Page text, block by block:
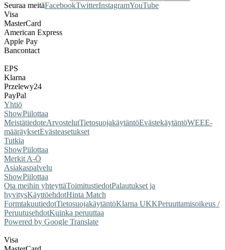
Seuraa meitäFacebookTwitterInstagramYouTube
Visa
MasterCard
American Express
Apple Pay
Bancontact
EPS
Klarna
Przelewy24
PayPal
Yhtiö
ShowPiilottaa
MeistätiedoteArvostelutTietosuojakäytäntöEvästekäytäntöWEEE-
määräyksetEvästeasetukset
Tutkia
ShowPiilottaa
Merkit A-Ö
Asiakaspalvelu
ShowPiilottaa
Ota meihin yhteyttäToimitustiedotPalautukset ja
hyvitysKäyttöehdotHinta Match
FormtakuutiedotTietosuojakäytäntöKlarna UKKPeruuttamisoikeus /
PeruutusehdotKuinka peruuttaa
Powered by Google Translate
Visa